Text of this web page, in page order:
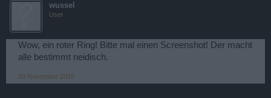
wussel
User
Wow, ein roter Ring! Bitte mal einen Screenshot! Der macht
alle bestimmt neidisch.
20 November 2016